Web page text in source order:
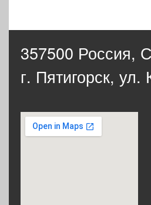
357500 Россия,
г. Пятигорск,